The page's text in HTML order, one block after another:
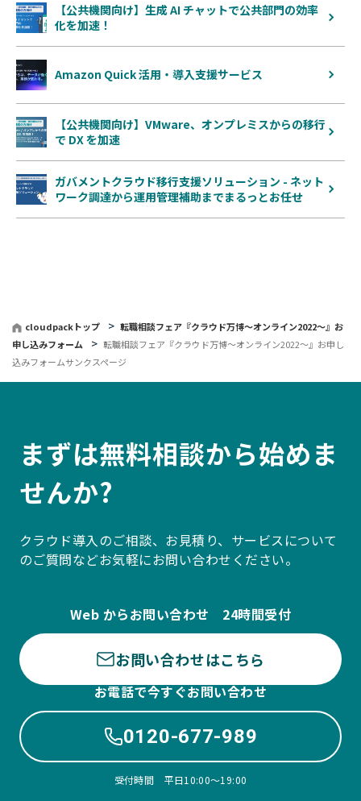
【公共機関向け】生成 AI チャットで公共部門の効率
化を加速！
Amazon Quick 活用・導入支援サービス
【公共機関向け】VMware、オンプレミスからの移行
で DX を加速
ガバメントクラウド移行支援ソリューション - ネット
ワーク調達から運用管理補助までまるっとお任せ
cloudpackトップ
転職相談フェア『クラウド万博〜オンライン2022〜』お
申し込みフォーム
転職相談フェア『クラウド万博〜オンライン2022〜』お申し
込みフォームサンクスページ
まずは無料相談から始めま
せんか?
クラウド導入のご相談、お見積り、サービスについて
のご質問などお気軽にお問い合わせください。
Web からお問い合わせ 24時間受付
お問い合わせはこちら
お電話で今すぐお問い合わせ
0120-677-989
受付時間 平日10:00〜19:00